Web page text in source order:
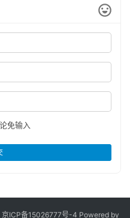
免输入
ICP备15026777号-4 Powered by